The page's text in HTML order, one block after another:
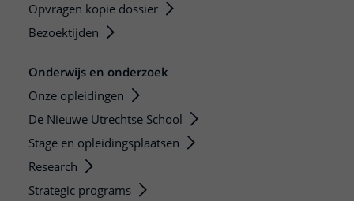
Opvragen kopie dossier
Bezoektijden
Onderwijs en onderzoek
Onze opleidingen
De Nieuwe Utrechtse School
Stage en opleidingsplaatsen
Research
Strategic programs